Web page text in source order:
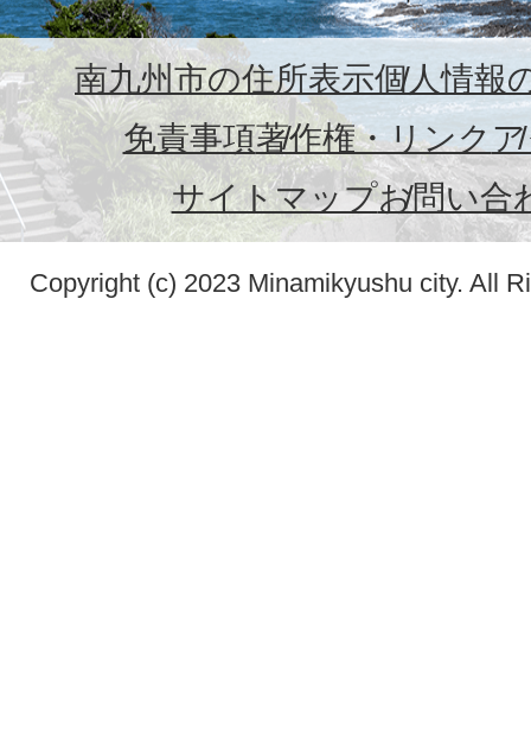
南九州市の住所表示個人情報
免責事項著作権・リンク
サイトマップお問い合
Copyright (c) 2023 Minamikyushu city. All